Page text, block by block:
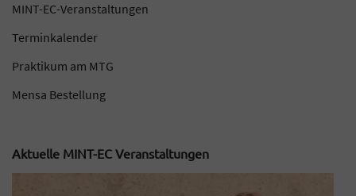
MINT-EC-Veranstaltungen
Terminkalender
Praktikum am MTG
Mensa Bestellung
Aktuelle MINT-EC Veranstaltungen